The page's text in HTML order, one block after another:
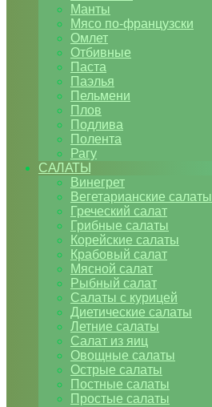
Манты
Мясо по-французски
Омлет
Отбивные
Паста
Паэлья
Пельмени
Плов
Подлива
Полента
Рагу
САЛАТЫ
Винегрет
Вегетарианские салаты
Греческий салат
Грибные салаты
Корейские салаты
Крабовый салат
Мясной салат
Рыбный салат
Салаты с курицей
Диетические салаты
Летние салаты
Салат из яиц
Овощные салаты
Острые салаты
Постные салаты
Простые салаты